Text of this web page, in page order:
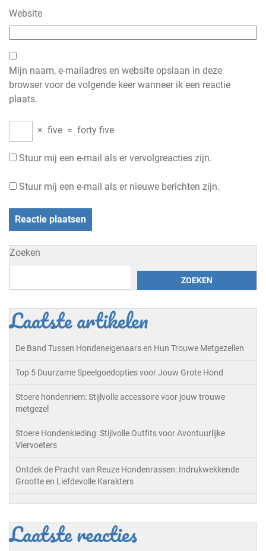
Website
Mijn naam, e-mailadres en website opslaan in deze
browser voor de volgende keer wanneer ik een reactie
plaats.
× five = forty five
Stuur mij een e-mail als er vervolgreacties zijn.
Stuur mij een e-mail als er nieuwe berichten zijn.
Zoeken
ZOEKEN
Laatste artikelen
De Band Tussen Hondeneigenaars en Hun Trouwe Metgezellen
Top 5 Duurzame Speelgoedopties voor Jouw Grote Hond
Stoere hondenriem: Stijlvolle accessoire voor jouw trouwe
metgezel
Stoere Hondenkleding: Stijlvolle Outfits voor Avontuurlijke
Viervoeters
Ontdek de Pracht van Reuze Hondenrassen: Indrukwekkende
Grootte en Liefdevolle Karakters
Laatste reacties